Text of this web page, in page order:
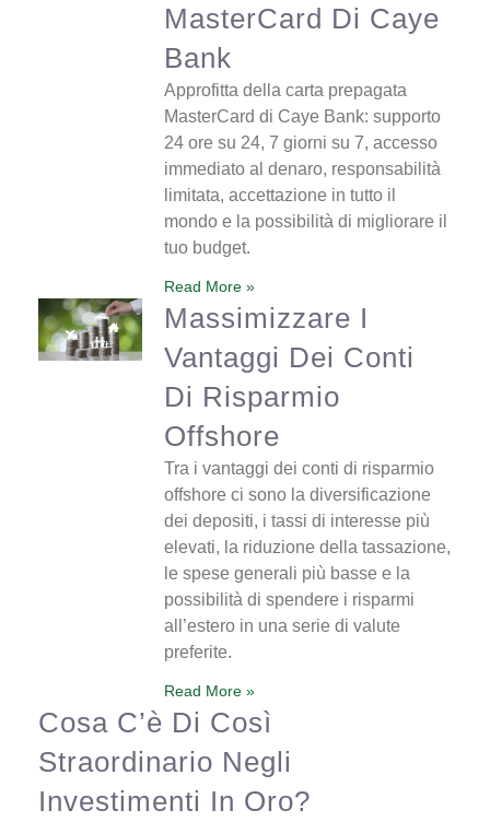
MasterCard Di Caye
Bank
Approfitta della carta prepagata
MasterCard di Caye Bank: supporto
24 ore su 24, 7 giorni su 7, accesso
immediato al denaro, responsabilità
limitata, accettazione in tutto il
mondo e la possibilità di migliorare il
tuo budget.
Read More »
Massimizzare I
Vantaggi Dei Conti
Di Risparmio
Offshore
Tra i vantaggi dei conti di risparmio
offshore ci sono la diversificazione
dei depositi, i tassi di interesse più
elevati, la riduzione della tassazione,
le spese generali più basse e la
possibilità di spendere i risparmi
all’estero in una serie di valute
preferite.
Read More »
Cosa C’è Di Così
Straordinario Negli
Investimenti In Oro?